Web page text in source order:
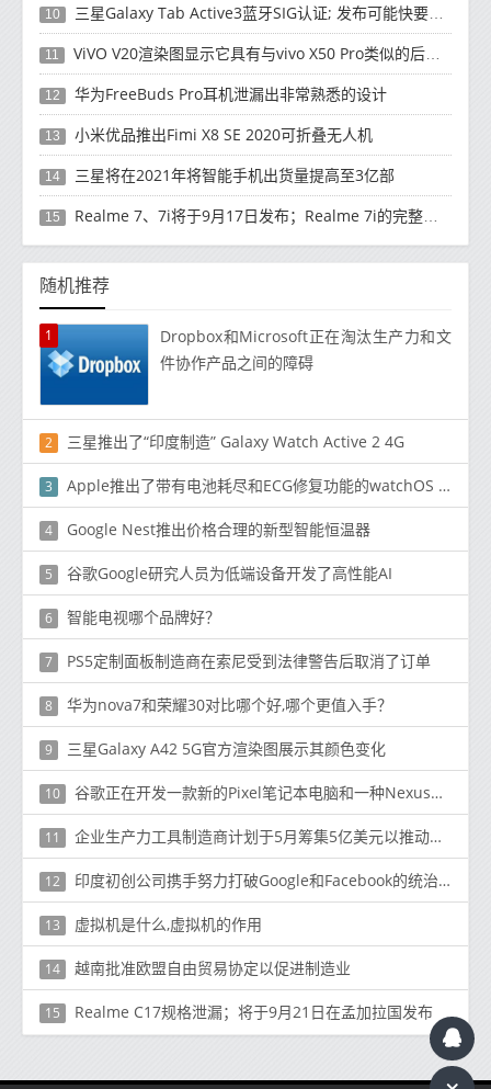
10 三星Galaxy Tab Active3蓝牙SIG认证; 发布可能快要结束了
11 ViVO V20渲染图显示它具有与vivo X50 Pro类似的后部设计
12 华为FreeBuds Pro耳机泄漏出非常熟悉的设计
13 小米优品推出Fimi X8 SE 2020可折叠无人机
14 三星将在2021年将智能手机出货量提高至3亿部
15 Realme 7、7i将于9月17日发布；Realme 7i的完整规格并导致泄漏
随机推荐
1
Dropbox和Microsoft正在淘汰生产力和文
件协作产品之间的障碍
2 三星推出了“印度制造” Galaxy Watch Active 2 4G
3 Apple推出了带有电池耗尽和ECG修复功能的watchOS 7.0.2
4 Google Nest推出价格合理的新型智能恒温器
5 谷歌Google研究人员为低端设备开发了高性能AI
6 智能电视哪个品牌好？
7 PS5定制面板制造商在索尼受到法律警告后取消了订单
8 华为nova7和荣耀30对比哪个好,哪个更值入手？
9 三星Galaxy A42 5G官方渲染图展示其颜色变化
10 谷歌正在开发一款新的Pixel笔记本电脑和一种Nexus平板电脑
11 企业生产力工具制造商计划于5月筹集5亿美元以推动业务发展
12 印度初创公司携手努力打破Google和Facebook的统治地位
13 虚拟机是什么,虚拟机的作用
14 越南批准欧盟自由贸易协定以促进制造业
15 Realme C17规格泄漏；将于9月21日在孟加拉国发布